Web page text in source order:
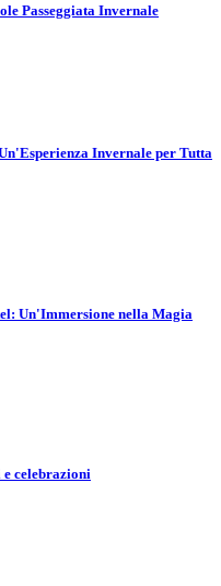
Passeggiata Invernale
Invernale per Tutta
Un'Immersione nella Magia
celebrazioni